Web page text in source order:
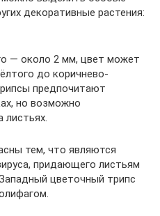
декоративные растения:
— около 2 мм, цвет может
до коричнево-
предпочитают
но возможно
листьях.
тем, что являются
придающего листьям
цветочный трипс